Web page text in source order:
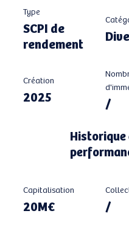
Type
SCPI de
rendement
Création
2025 /
Capitalisation
20M€ /